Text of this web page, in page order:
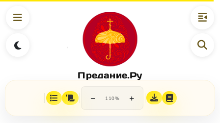
Предание.Ру
− 110% +